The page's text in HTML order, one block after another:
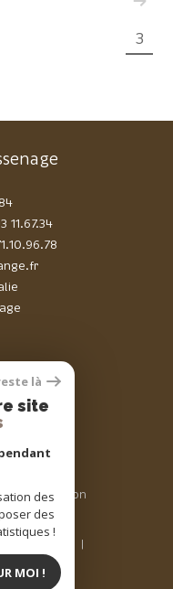
3
11.67.34
| Traduction
|
du site
Nos liens
là
site
des
des
!
MOI !